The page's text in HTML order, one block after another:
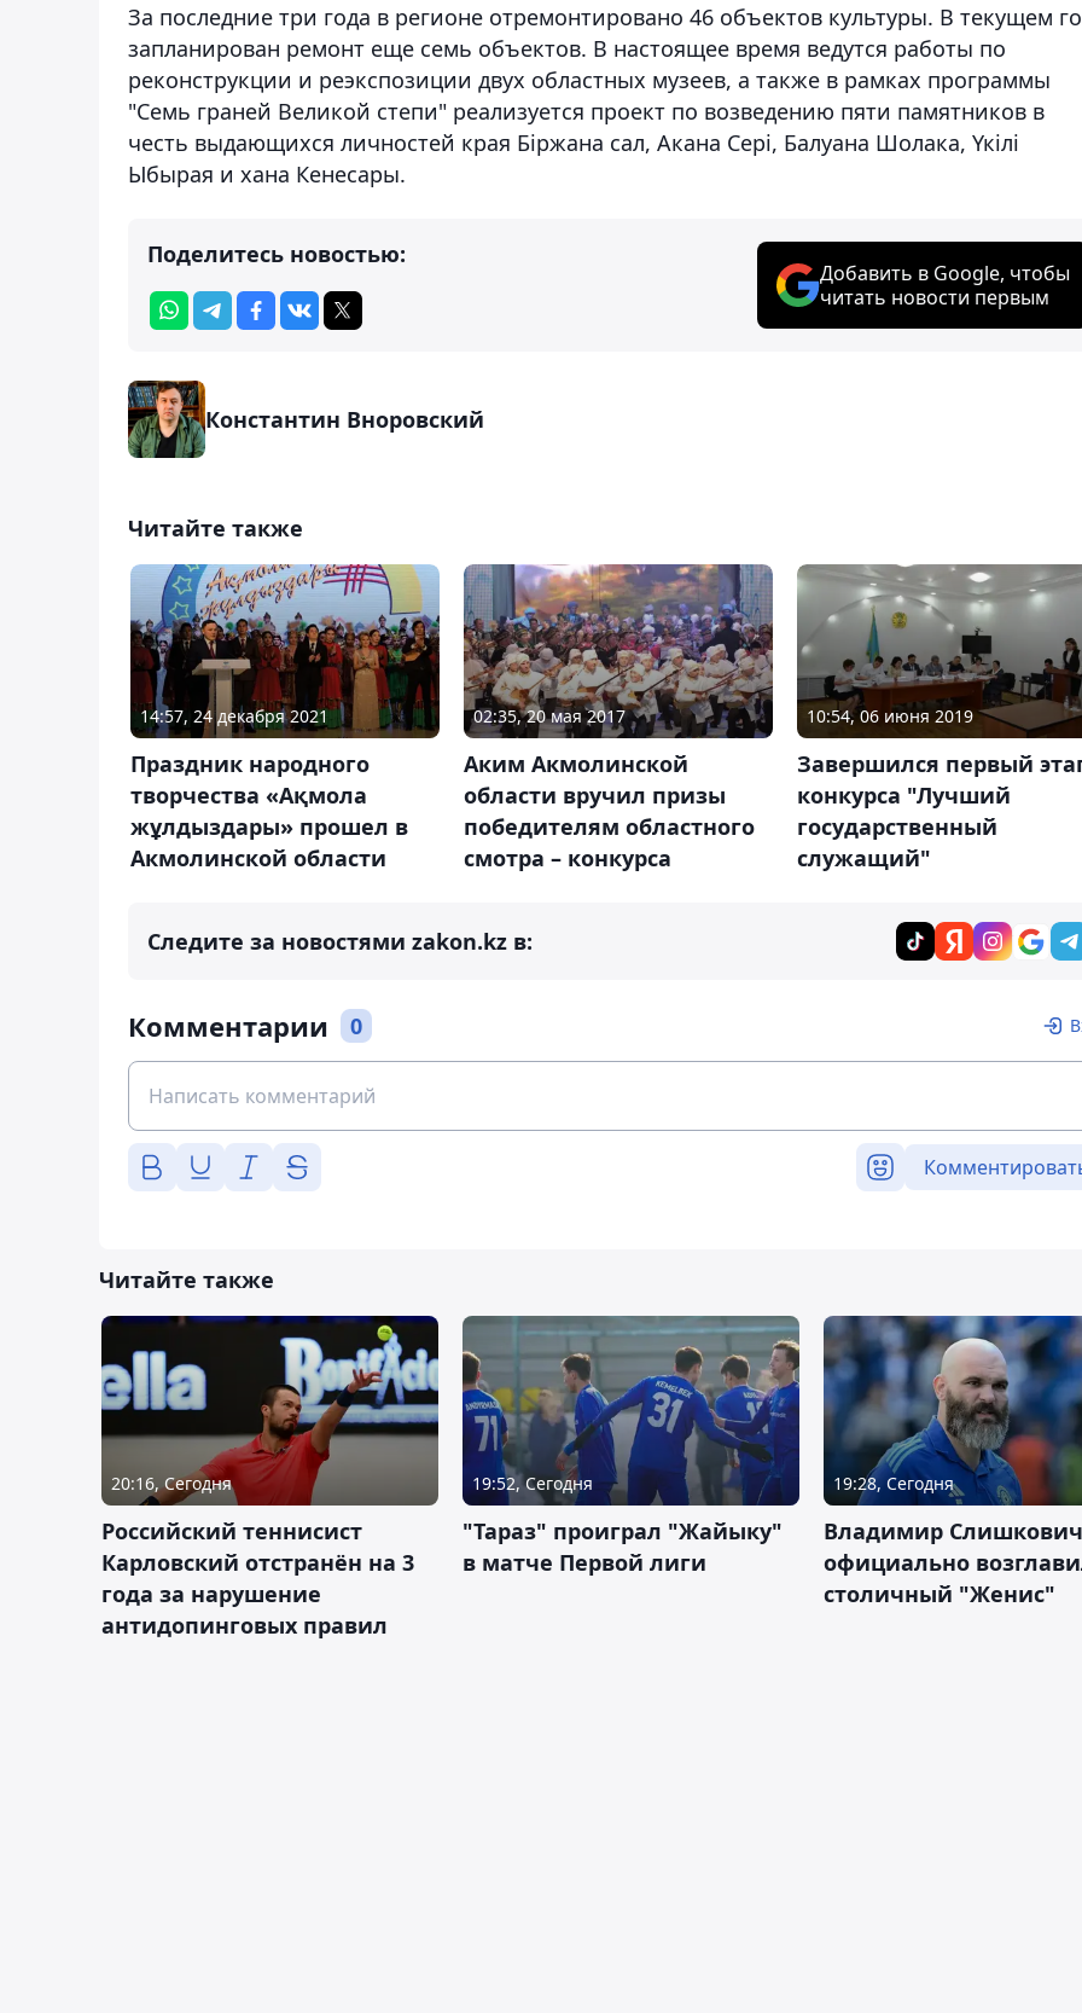
За последние три года в регионе отремонтировано 46 объектов культуры. В текущем
запланирован ремонт еще семь объектов. В настоящее время ведутся работы по
реконструкции и реэкспозиции двух областных музеев, а также в рамках программы
"Семь граней Великой степи" реализуется проект по возведению пяти памятников в
честь выдающихся личностей края Біржана сал, Акана Сері, Балуана Шолака, Үкілі
Ыбырая и хана Кенесары.
Поделитесь новостью:
Добавить в Google, чтобы
читать новости первым
Константин Вноровский
Читайте также
14:57, 24 декабря 2021
Праздник народного
творчества «Ақмола
жұлдыздары» прошел в
Акмолинской области
02:35, 20 мая 2017
Аким Акмолинской
области вручил призы
победителям областного
смотра – конкурса
10:54, 06 июня 2019
Завершился первый
конкурса "Лучший
государственный
служащий"
Следите за новостями zakon.kz в:
Комментарии 0
Читайте также
20:16, Сегодня
Российский теннисист
Карловский отстранён на 3
года за нарушение
антидопинговых правил
19:52, Сегодня
"Тараз" проиграл "Жайыку"
в матче Первой лиги
19:28, Сегодня
Владимир Слишкович
официально
столичный "Женис"